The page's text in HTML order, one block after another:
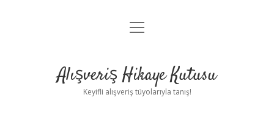
Anasayfa
Yasal Uyarı
menüyü
Alışveriş Hikaye Kutusu
Keyifli alışveriş tüyolarıyla tanış!